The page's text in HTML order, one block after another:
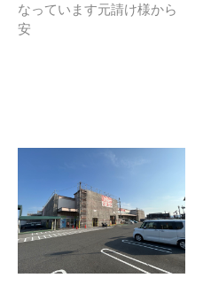
なっています元請け様から
安